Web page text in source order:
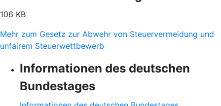
106 KB
Mehr zum Gesetz zur Abwehr von Steuervermeidung und
unfairem Steuerwettbewerb
Informationen des deutschen
Bundestages